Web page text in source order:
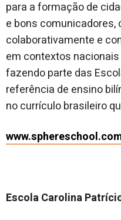
para a formação de
e bons
colaborativamente e
em contextos
fazendo parte das
referência de ensino
no currículo brasileiro
Escola Carolina